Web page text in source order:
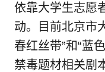
依靠大学生志愿
动。目前北京市
春红丝带”和“蓝
禁毒题材相关剧